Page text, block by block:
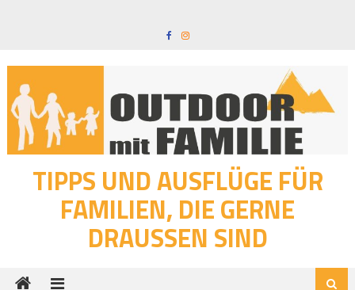
TIPPS UND AUSFLÜGE FÜR
FAMILIEN, DIE GERNE
DRAUSSEN SIND